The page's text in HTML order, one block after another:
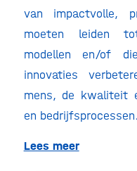
van impactvolle,
moeten leiden
modellen en/of
innovaties
mens, de kwaliteit
en bedrijfsprocessen.
Lees meer